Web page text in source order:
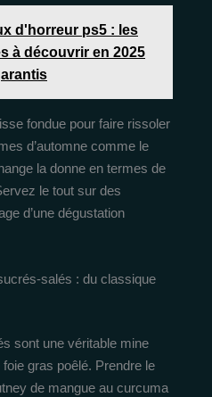
d'horreur ps5 : les
à découvrir en 2025
fondue pour faire rissoler
d’automne comme le
la donne en termes de
le tout sur des
d’une dégustation
salés : du classique
sont une véritable mine
gras poêlé. Prendre le
de mangue au curcuma